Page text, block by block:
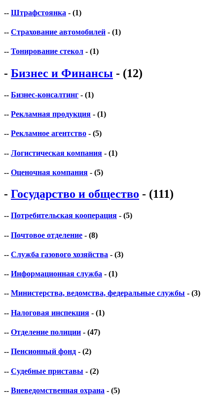
-- Штрафстоянка - (1)
-- Страхование автомобилей - (1)
-- Тонирование стекол - (1)
- Бизнес и Финансы - (12)
-- Бизнес-консалтинг - (1)
-- Рекламная продукция - (1)
-- Рекламное агентство - (5)
-- Логистическая компания - (1)
-- Оценочная компания - (5)
- Государство и общество - (111)
-- Потребительская кооперация - (5)
-- Почтовое отделение - (8)
-- Служба газового хозяйства - (3)
-- Информационная служба - (1)
-- Министерства, ведомства, федеральные службы - (3)
-- Налоговая инспекция - (1)
-- Отделение полиции - (47)
-- Пенсионный фонд - (2)
-- Судебные приставы - (2)
-- Вневедомственная охрана - (5)